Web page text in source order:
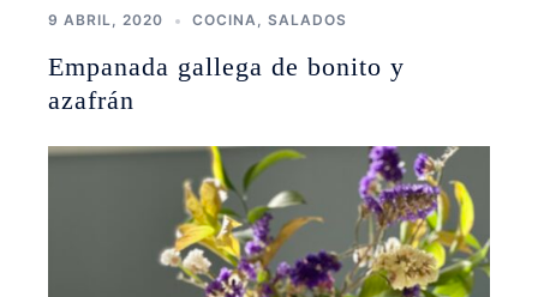
9 ABRIL, 2020 COCINA, SALADOS
Empanada gallega de bonito y
azafrán